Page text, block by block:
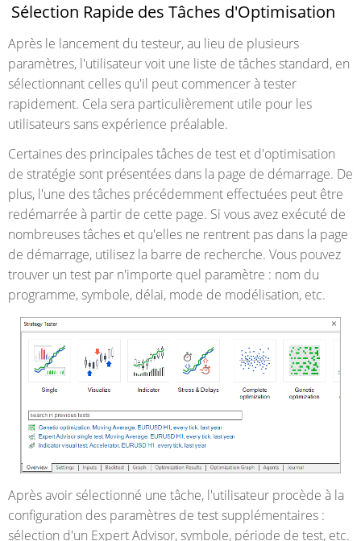
Sélection Rapide des Tâches d'Optimisation
Après le lancement du testeur, au lieu de plusieurs
paramètres, l'utilisateur voit une liste de tâches standard, en
sélectionnant celles qu'il peut commencer à tester
rapidement. Cela sera particulièrement utile pour les
utilisateurs sans expérience préalable.
Certaines des principales tâches de test et d'optimisation
de stratégie sont présentées dans la page de démarrage. De
plus, l'une des tâches précédemment effectuées peut être
redémarrée à partir de cette page. Si vous avez exécuté de
nombreuses tâches et qu'elles ne rentrent pas dans la page
de démarrage, utilisez la barre de recherche. Vous pouvez
trouver un test par n'importe quel paramètre : nom du
programme, symbole, délai, mode de modélisation, etc.
Après avoir sélectionné une tâche, l'utilisateur procède à la
configuration des paramètres de test supplémentaires :
sélection d'un Expert Advisor, symbole, période de test, etc.